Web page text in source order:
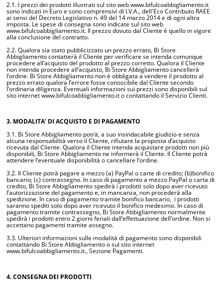
2.1. I prezzi dei prodotti illustrati sul sito web www.bifulcoabbigliamento.it
sono indicati in Euro e sono comprensivi di I.V.A., dell'Eco Contributo RAEE
ai sensi del Decreto Legislativo n. 49 del 14 marzo 2014 e di ogni altra
imposta. Le spese di consegna sono indicate sul sito web
www.bifulcoabbigliamento.it. Il prezzo dovuto dal Cliente è quello in vigore
alla conclusione del contratto.
2.2. Qualora sia stato pubblicizzato un prezzo errato, Bi Store
Abbigliamento contatterà il Cliente per verificare se intenda comunque
procedere all’acquisto del prodotto al prezzo corretto. Qualora il Cliente
non intenda procedere all’acquisto, Bi Store Abbigliamento cancellerà
l’ordine. Bi Store Abbigliamento non è obbligata a vendere il prodotto al
prezzo errato qualora l’errore fosse conoscibile dal Cliente secondo
l’ordinaria diligenza. Eventuali informazioni sui prezzi sono disponibili sul
sito internet www.bifulcoabbigliamento.it o contattando il Servizio Clienti.
3. MODALITA' DI ACQUISTO E DI PAGAMENTO
3.1. Bi Store Abbigliamento potrà, a suo insindacabile giudizio e senza
alcuna responsabilità verso il Cliente, rifiutare la proposta d’acquisto
ricevuta dal Cliente. Qualora il Cliente intenda acquistare prodotti non più
disponibili, Bi Store Abbigliamento ne informerà il Cliente. Il Cliente potrà
attendere l’eventuale disponibilità o cancellare l’ordine.
3.2. Il Cliente potrà pagare a mezzo (a) PayPal o carte di credito; (b)bonifico
bancario; (c) contrassegno. In caso di pagamento a mezzo PayPal o carta di
credito, Bi Store Abbigliamento spedirà i prodotti solo dopo aver ricevuto
l’autorizzazione del pagamento e, in mancanza, non procederà alla
spedizione. In caso di pagamento tramite bonifico bancario, i prodotti
saranno spediti solo dopo aver ricevuto il bonifico medesimo. In caso di
pagamento tramite contrassegno, Bi Store Abbigliamento normalmente
spedirà i prodotti entro 2 giorni feriali dall’effettuazione dell’ordine. Non si
accettano pagamenti tramite assegno.
3.3. Ulteriori informazioni sulle modalità di pagamento sono disponibili
contattando Bi Store Abbigliamento o sul sito internet
www.bifulcoabbigliamento.it., Sezione Pagamenti.
4. CONSEGNA DEI PRODOTTI